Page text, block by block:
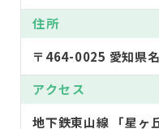
住所
〒464-0025 愛知県
アクセス
地下鉄東山線 「星ヶ